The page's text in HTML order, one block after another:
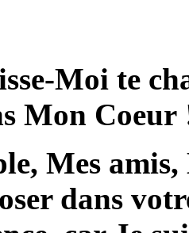
Moi te
Mon Coeur
Mes
dans